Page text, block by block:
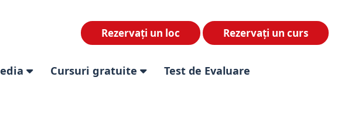
Rezervați un curs
Rezervați un loc
Cursuri gratuite Test de Evaluare